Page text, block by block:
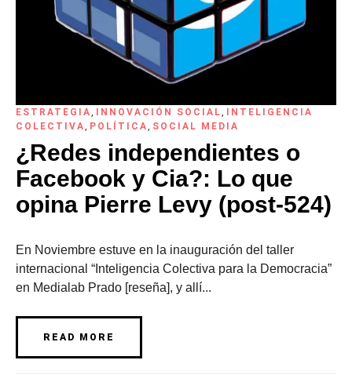
ESTRATEGIA, INNOVACIÓN SOCIAL,
INTELIGENCIA
COLECTIVA, POLÍTICA, SOCIAL MEDIA
¿Redes independientes o
Facebook y Cia?: Lo que
opina Pierre Levy (post-524)
En Noviembre estuve en la inauguración del taller
internacional “Inteligencia Colectiva para la Democracia”
en Medialab Prado [reseña], y allí...
READ MORE